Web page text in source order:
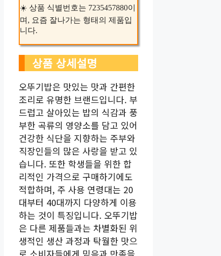
☀️ 상품 식별번호는 7235457880이
며, 요즘 잘나가는 형태의 제품입
니다.
상품 상세설명
오뚜기밥은 맛있는 맛과 간편한
조리로 유명한 브랜드입니다. 부
드럽고 살아있는 밥의 식감과 풍
부한 곡류의 영양소를 담고 있어
건강한 식단을 지향하는 주부와
직장인들의 많은 사랑을 받고 있
습니다. 또한 학생들을 위한 합
리적인 가격으로 구매하기에도
적합하며, 주 사용 연령대는 20
대부터 40대까지 다양하게 이용
하는 것이 특징입니다. 오뚜기밥
은 다른 제품들과는 차별화된 위
생적인 생산 과정과 탁월한 맛으